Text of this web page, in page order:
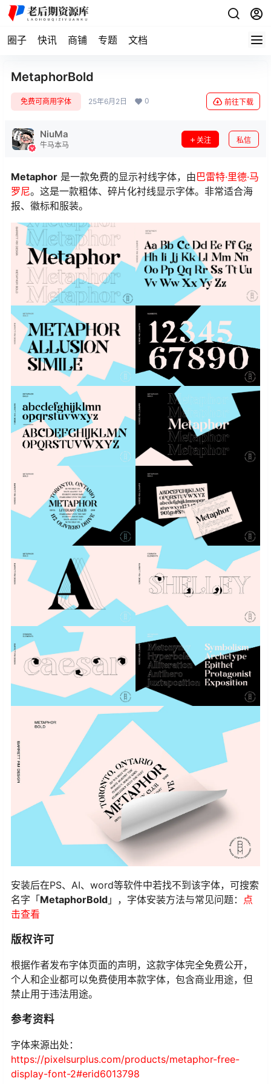
圈子 快讯 商铺 专题 文档
MetaphorBold
免费可商用字体 25年6月2日 0 前往下载
NiuMa
牛马本马
关注 私信
Metaphor 是一款免费的显示衬线字体，由巴雷特·里德·马
罗尼。这是一款粗体、碎片化衬线显示字体。非常适合海
报、徽标和服装。
安装后在PS、AI、word等软件中若找不到该字体，可搜索
名字「MetaphorBold 」，字体安装方法与常见问题： 点
击查看
版权许可
根据作者发布字体页面的声明，这款字体完全免费公开，
个人和企业都可以免费使用本款字体，包含商业用途，但
禁止用于违法用途。
参考资料
字体来源出处：
https://pixelsurplus.com/products/metaphor-free-
display-font-2#erid6013798